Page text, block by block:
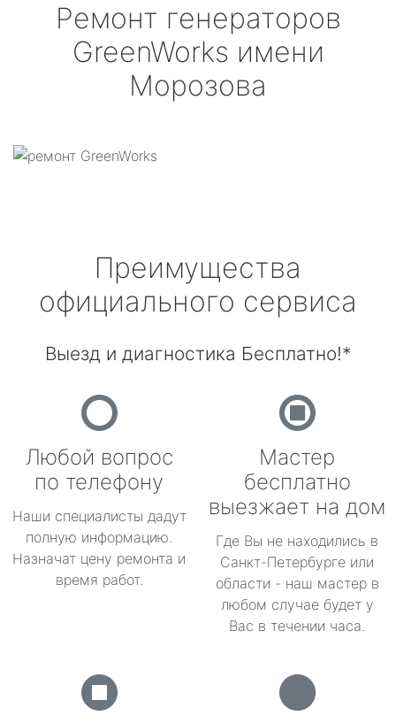
Ремонт генераторов
GreenWorks имени
Морозова
Преимущества
официального сервиса
Выезд и диагностика Бесплатно!*
Любой вопрос
по телефону
Наши специалисты дадут
полную информацию.
Назначат цену ремонта и
время работ.
Мастер
бесплатно
выезжает на дом
Где Вы не находились в
Санкт-Петербурге или
области - наш мастер в
любом случае будет у
Вас в течении часа.